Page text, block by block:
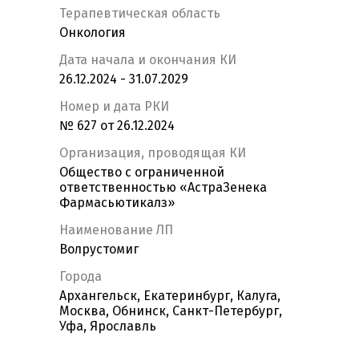
Терапевтическая область
Онкология
Дата начала и окончания КИ
26.12.2024 - 31.07.2029
Номер и дата РКИ
№ 627 от 26.12.2024
Организация, проводящая КИ
Общество с ограниченной
ответственностью «АстраЗенека
Фармасьютикалз»
Наименование ЛП
Волрустомиг
Города
Архангельск, Екатеринбург, Калуга,
Москва, Обнинск, Санкт-Петербург,
Уфа, Ярославль